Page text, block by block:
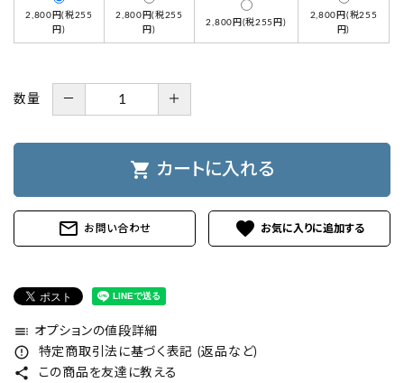
2,800円(税255
円)
2,800円(税255
円)
2,800円(税255円)
2,800円(税255
円)
数量 － ＋
shopping_cart カートに入れる
mail_outline お問い合わせ favorite
toc オプションの値段詳細
error_outline 特定商取引法に基づく表記 (返品など)
share この商品を友達に教える